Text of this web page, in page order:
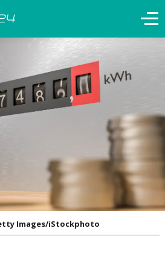
Images/iStockphoto